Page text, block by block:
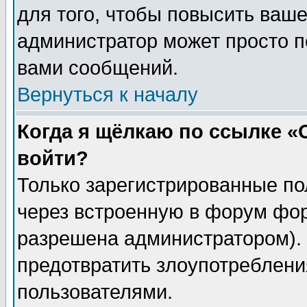
для того, чтобы повысить
администратор может просто
вами сообщений.
Вернуться к началу
Когда я щёлкаю по ссылке
войти?
Только зарегистрированные
через встроенную в форум
разрешена
предотвратить
пользователями.